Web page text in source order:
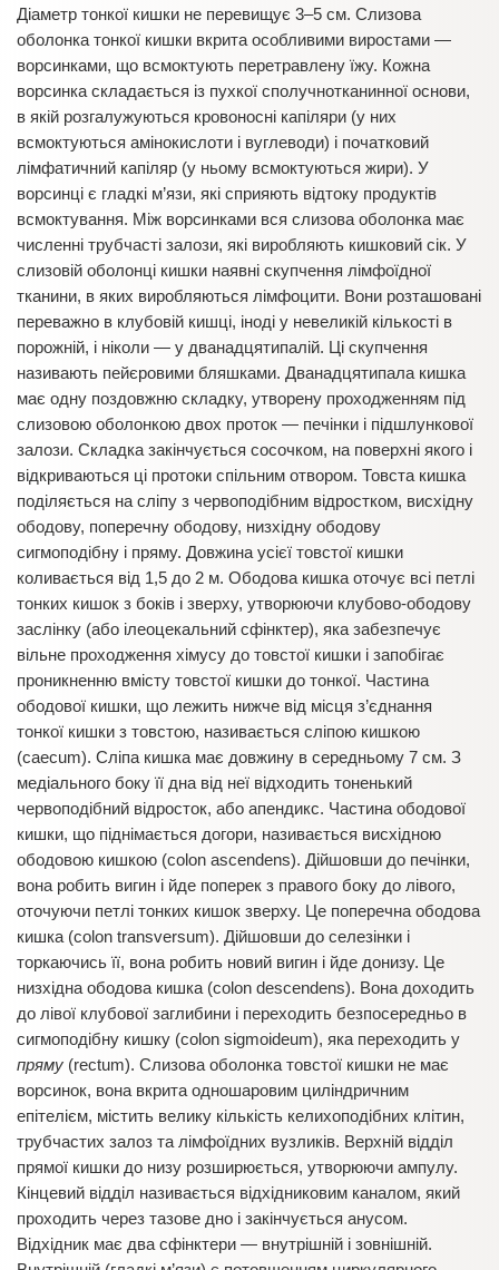
Діаметр тонкої кишки не перевищує 3–5 см. Слизова
оболонка тонкої кишки вкрита особливими виростами —
ворсинками, що всмоктують перетравлену їжу. Кожна
ворсинка складається із пухкої сполучнотканинної основи,
в якій розгалужуються кровоносні капіляри (у них
всмоктуються амінокислоти і вуглеводи) і початковий
лімфатичний капіляр (у ньому всмоктуються жири). У
ворсинці є гладкі м’язи, які сприяють відтоку продуктів
всмоктування. Між ворсинками вся слизова оболонка має
численні трубчасті залози, які виробляють кишковий сік. У
слизовій оболонці кишки наявні скупчення лімфоїдної
тканини, в яких виробляються лімфоцити. Вони розташовані
переважно в клубовій кишці, іноді у невеликій кількості в
порожній, і ніколи — у дванадцятипалій. Ці скупчення
називають пейєровими бляшками. Дванадцятипала кишка
має одну поздовжню складку, утворену проходженням під
слизовою оболонкою двох проток — печінки і підшлункової
залози. Складка закінчується сосочком, на поверхні якого і
відкриваються ці протоки спільним отвором. Товста кишка
поділяється на сліпу з червоподібним відростком, висхідну
ободову, поперечну ободову, низхідну ободову
сигмоподібну і пряму. Довжина усієї товстої кишки
коливається від 1,5 до 2 м. Ободова кишка оточує всі петлі
тонких кишок з боків і зверху, утворюючи клубово-ободову
заслінку (або ілеоцекальний сфінктер), яка забезпечує
вільне проходження хімусу до товстої кишки і запобігає
проникненню вмісту товстої кишки до тонкої. Частина
ободової кишки, що лежить нижче від місця з’єднання
тонкої кишки з товстою, називається сліпою кишкою
(caecum). Сліпа кишка має довжину в середньому 7 см. З
медіального боку її дна від неї відходить тоненький
червоподібний відросток, або апендикс. Частина ободової
кишки, що піднімається догори, називається висхідною
ободовою кишкою (colon ascendens). Дійшовши до печінки,
вона робить вигин і йде поперек з правого боку до лівого,
оточуючи петлі тонких кишок зверху. Це поперечна ободова
кишка (colon transversum). Дійшовши до селезінки і
торкаючись її, вона робить новий вигин і йде донизу. Це
низхідна ободова кишка (colon descendens). Вона доходить
до лівої клубової заглибини і переходить безпосередньо в
сигмоподібну кишку (colon sigmoideum), яка переходить у
пряму (rectum). Слизова оболонка товстої кишки не має
ворсинок, вона вкрита одношаровим циліндричним
епітелієм, містить велику кількість келихоподібних клітин,
трубчастих залоз та лімфоїдних вузликів. Верхній відділ
прямої кишки до низу розширюється, утворюючи ампулу.
Кінцевий відділ називається відхідниковим каналом, який
проходить через тазове дно і закінчується анусом.
Відхідник має два сфінктери — внутрішній і зовнішній.